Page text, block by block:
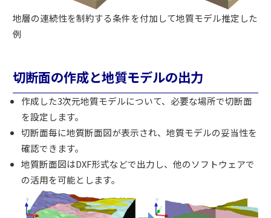
地層の連続性を制約する条件を付加して地質モデル推定した
例
切断面の作成と地質モデルの出力
作成した3次元地質モデルについて、必要な場所で切断面
を設定します。
切断面毎に地質断面図が表示され、地質モデルの妥当性を
確認できます。
地質断面図はDXF形式などで出力し、他のソフトウェアで
の活用を可能とします。